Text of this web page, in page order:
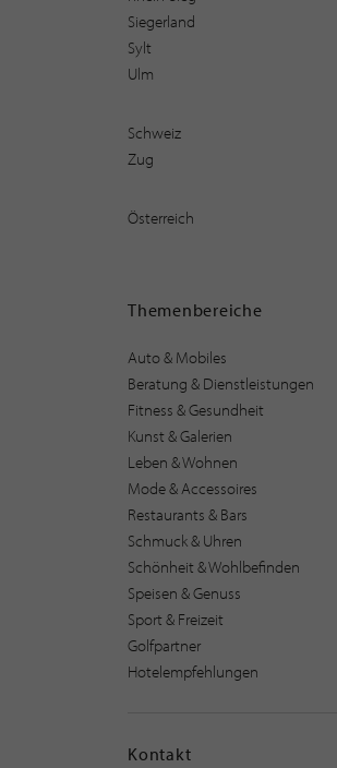
Siegerland
Sylt
Ulm
Schweiz
Zug
Österreich
Themenbereiche
Auto & Mobiles
Beratung & Dienstleistungen
Fitness & Gesundheit
Kunst & Galerien
Leben & Wohnen
Mode & Accessoires
Restaurants & Bars
Schmuck & Uhren
Schönheit & Wohlbefinden
Speisen & Genuss
Sport & Freizeit
Golfpartner
Hotelempfehlungen
Kontakt